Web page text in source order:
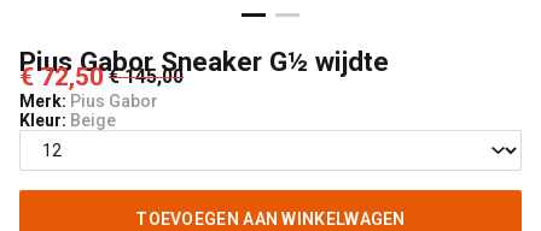
Pius Gabor Sneaker G½ wijdte
€ 72,50 € 145,00
Merk: Pius Gabor
Kleur: Beige
TOEVOEGEN AAN WINKELWAGEN